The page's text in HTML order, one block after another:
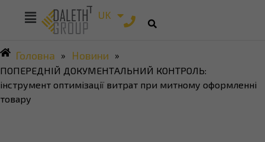
UK
EN
Головна » Новини
»
ПОПЕРЕДНІЙ ДОКУМЕНТАЛЬНИЙ КОНТРОЛЬ:
інструмент оптимізації витрат при митному оформленні
товару